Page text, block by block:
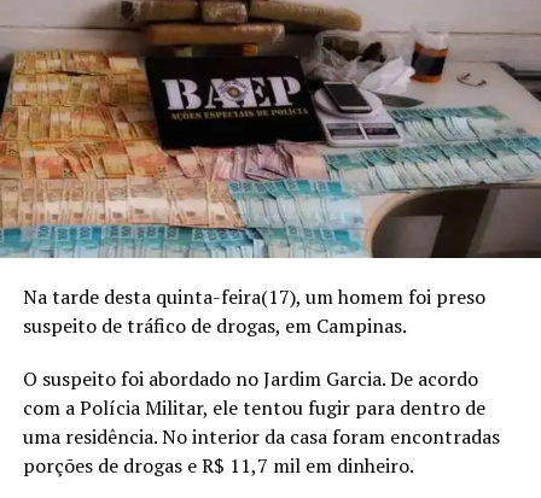
Na tarde desta quinta-feira(17), um homem foi preso
suspeito de tráfico de drogas, em Campinas.
O suspeito foi abordado no Jardim Garcia. De acordo
com a Polícia Militar, ele tentou fugir para dentro de
uma residência. No interior da casa foram encontradas
porções de drogas e R$ 11,7 mil em dinheiro.